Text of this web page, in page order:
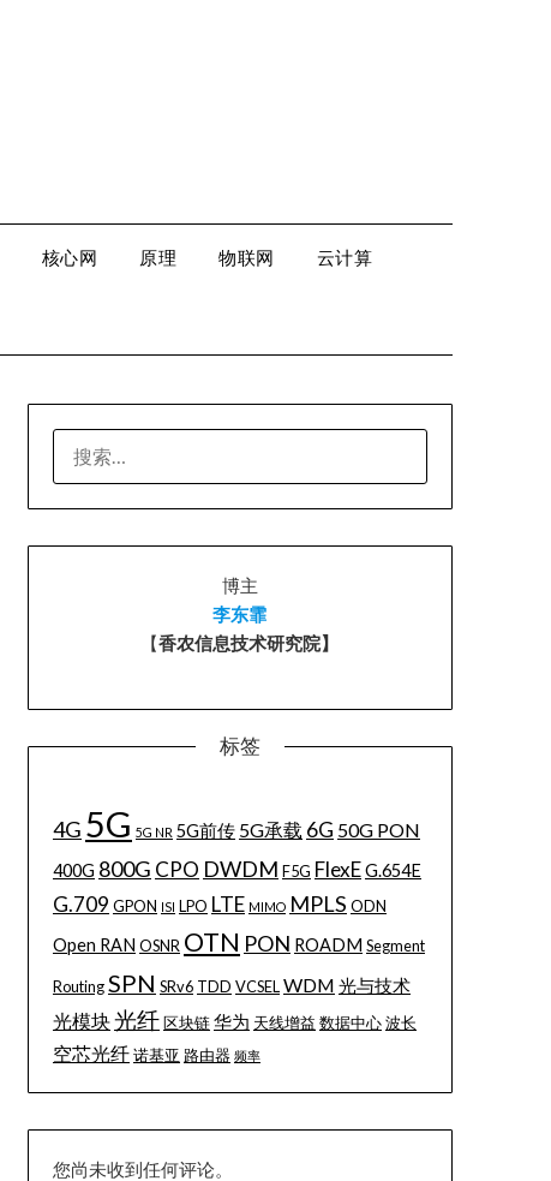
核心网 原理 物联网 云计算
索：
博主
李东霏
【香农信息技术研究院】
标签
4G 5G 5G NR 5G前传 5G承载 6G 50G PON
400G 800G CPO DWDM F5G FlexEG.654E
G.709 GPON ISI LPO LTE MIMO MPLS ODN
Open RAN OSNR OTN PON ROADM Segment
RoutingSPN SRv6 TDD VCSELWDM 光与技术
光模块光纤区块链华为 天线增益 数据中心波长
空芯光纤诺基亚 路由器 频率
您尚未收到任何评论。